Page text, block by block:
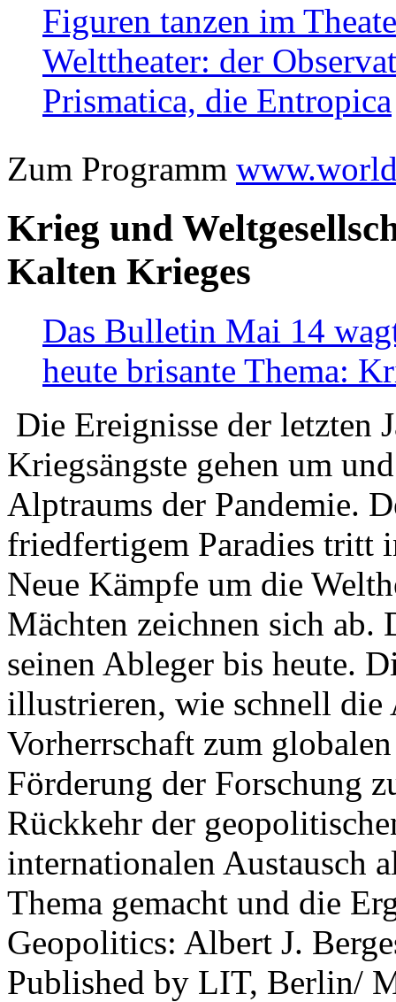
Figuren tanzen im
Welttheater: der
Prismatica, die Entropica
Zum Programm
Krieg und
Kalten Krieges
Das Bulletin Mai 14
heute brisante Thema:
Die Ereignisse der letzten
Kriegsängste gehen um
Alptraums der Pandemie.
friedfertigem Paradies tritt
Neue Kämpfe um die
Mächten zeichnen sich
seinen Ableger bis heute.
illustrieren, wie schnell die
Vorherrschaft zum
Förderung der Forschung
Rückkehr der
internationalen Austausch
Thema gemacht und die
Geopolitics: Albert J.
Published by LIT, Berlin/